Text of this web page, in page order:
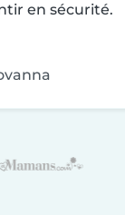
en sécurité.